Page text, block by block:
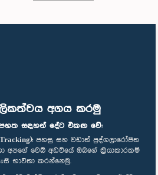
අගය කරමු
සඳහන් දේට එකඟ වේ:
පහසු සහ වඩාත් පුද්ගලාරෝපිත
අපගේ වෙබ් අඩවියේ ඔබගේ ක්‍රියාකාරකම්
භාවිතා කරන්නෙමු.
: